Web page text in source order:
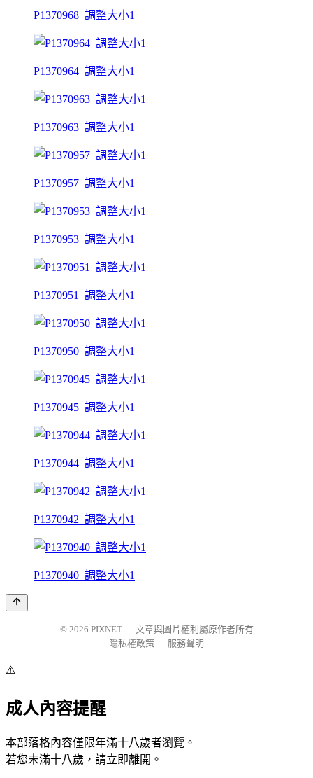
P1370968_調整大小1
P1370964_調整大小1
P1370963_調整大小1
P1370957_調整大小1
P1370953_調整大小1
P1370951_調整大小1
P1370950_調整大小1
P1370945_調整大小1
P1370944_調整大小1
P1370942_調整大小1
P1370940_調整大小1
© 2026 PIXNET
文章與圖片權利屬原作者所有
隱私權政策
服務聲明
⚠️
成人內容提醒
本部落格內容僅限年滿十八歲者瀏覽。
若您未滿十八歲，請立即離開。